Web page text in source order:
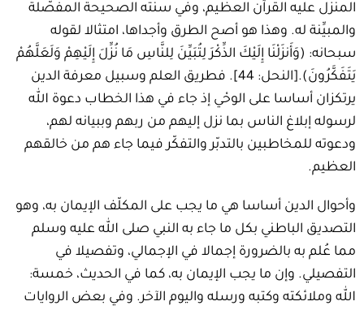
المنزل عليه القرآن العظيم، وفي سنته الصحيحة المفصّلة
والمبيِّنة له. وهذا هو أصح الطرق وأجداها، امتثالا لقوله
سبحانه: (وَأَنزَلْنَا إِلَيْكَ الذِّكْرَ لِتُبَيِّنَ لِلنَّاسِ مَا نُزِّلَ إِلَيْهِمْ وَلَعَلَّهُمْ
يَتَفَكَّرُونَ).[النحل: 44]. فطريق العلم وسبيل معرفة الدين
يرتكزان أساسا على الوحْي إذ جاء في هذا الخطاب دعوة الله
لرسوله إبلاغ الناس بما نزل إليهم من ربهم وببيانه لهم،
ودعوته للمخاطبين بالتدبّر والتفكّر فيما جاء هم من خالقهم
العظيم.
وأحوال الدين أساسا هي ما يجب على المكلّف الإيمان به، وهو
التصديق الباطني بكل ما جاء به النبي صلى الله عليه وسلم
مما عُلم به بالضرورة إجمالا في الإجمالي، وتفصيلا في
التفصيلي. وإن ما يجب الإيمان به، كما في الحديث، خمسة:
الله وملائكته وكتبه ورسله واليوم الآخر. وفي بعض الروايات